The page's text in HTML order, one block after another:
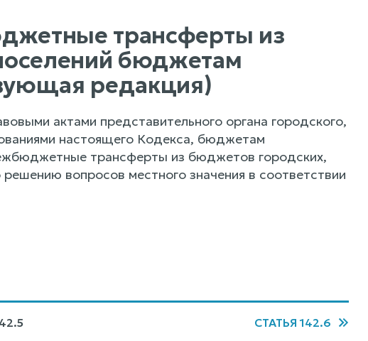
трансферты из
бюджетам
редакция)
актами представительного органа городского,
настоящего Кодекса, бюджетам
трансферты из бюджетов городских,
вопросов местного значения в соответствии
СТАТЬЯ 142.6